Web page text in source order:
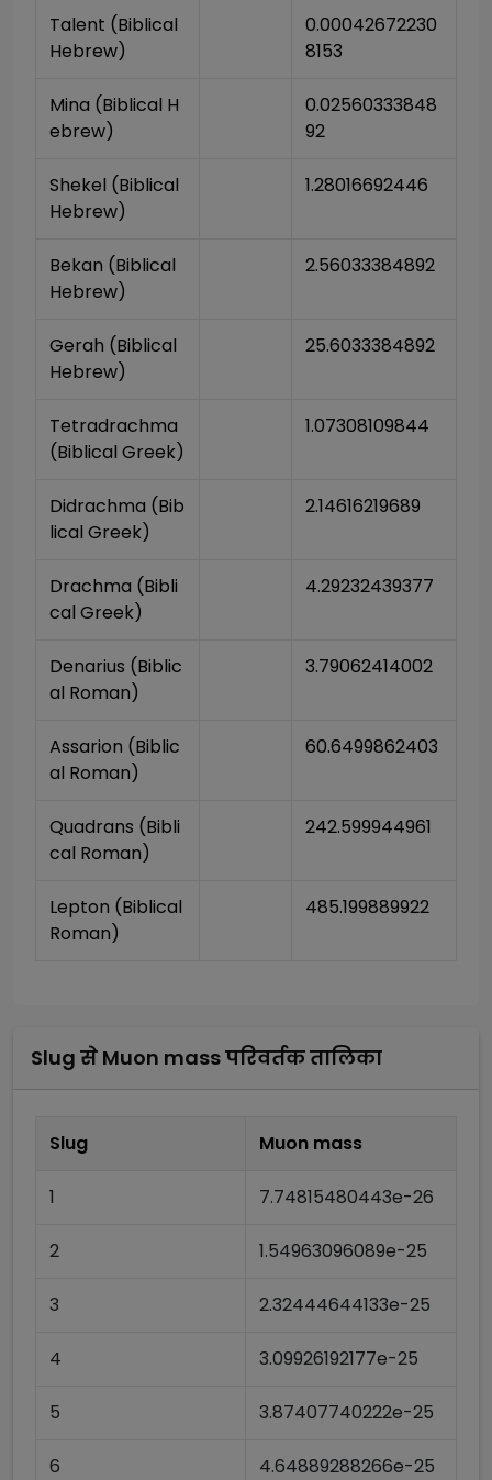
Talent (Biblical
Hebrew)
0.00042672230
8153
Mina (Biblical H
ebrew)
0.02560333848
92
Shekel (Biblical
Hebrew)
1.28016692446
Bekan (Biblical
Hebrew)
2.56033384892
Gerah (Biblical
Hebrew)
25.6033384892
Tetradrachma
(Biblical Greek)
1.07308109844
Didrachma (Bib
lical Greek)
2.14616219689
Drachma (Bibli
cal Greek)
4.29232439377
Denarius (Biblic
al Roman)
3.79062414002
Assarion (Biblic
al Roman)
60.6499862403
Quadrans (Bibli
cal Roman)
242.599944961
Lepton (Biblical
Roman)
485.199889922
Slug से Muon massपरिवर्तक तालिका
Slug Muon mass
1 7.74815480443e-26
2 1.54963096089e-25
3 2.32444644133e-25
4 3.09926192177e-25
5 3.87407740222e-25
6 4.64889288266e-25